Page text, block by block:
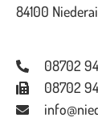
84100
08702
08702